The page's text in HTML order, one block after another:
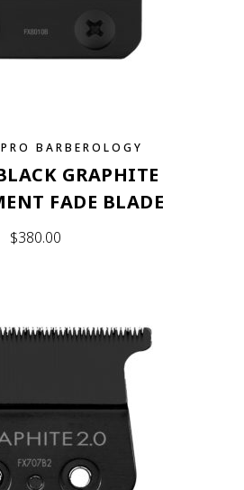
BARBEROLOGY
GRAPHITE
FADE BLADE
$380.00